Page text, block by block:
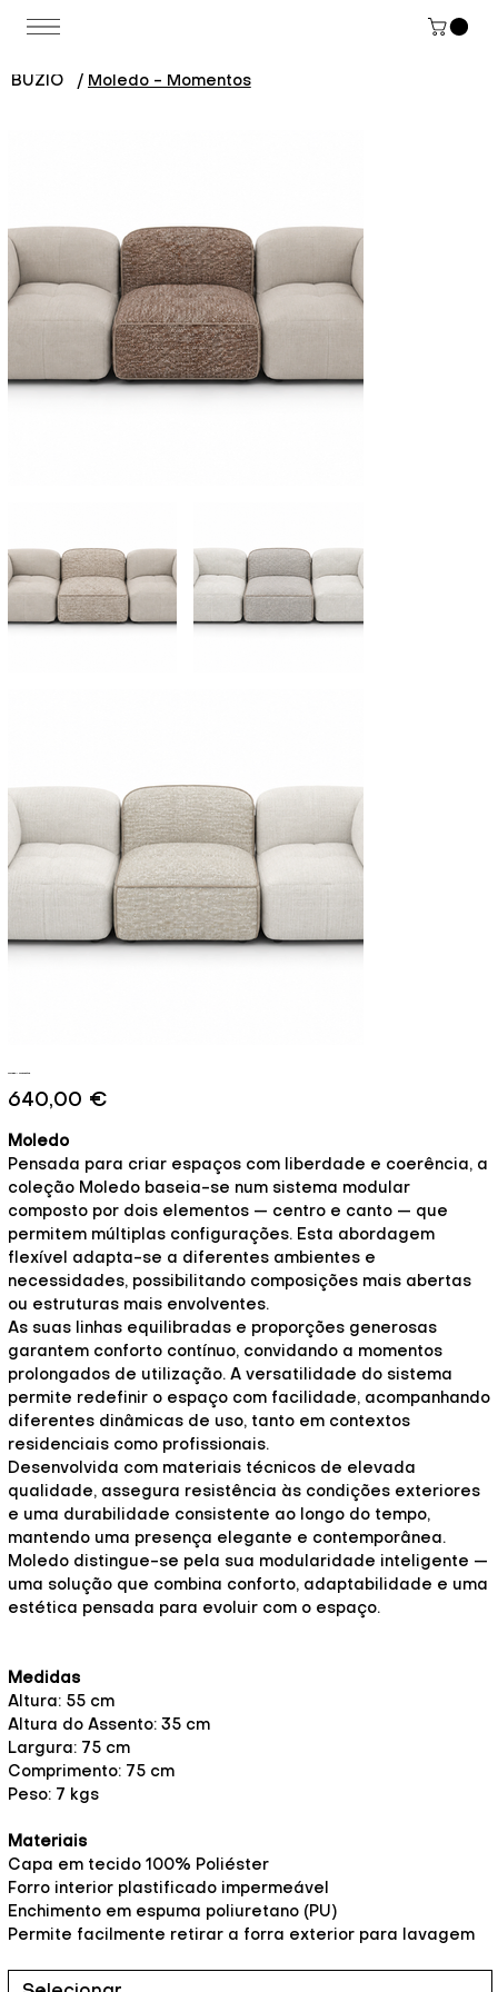
BUZIO / Moledo - Momentos
Preço
640,00 €
Moledo
Pensada para criar espaços com liberdade e coerência, a
coleção Moledo baseia-se num sistema modular
composto por dois elementos — centro e canto — que
permitem múltiplas configurações. Esta abordagem
flexível adapta-se a diferentes ambientes e
necessidades, possibilitando composições mais abertas
ou estruturas mais envolventes.
As suas linhas equilibradas e proporções generosas
garantem conforto contínuo, convidando a momentos
prolongados de utilização. A versatilidade do sistema
permite redefinir o espaço com facilidade, acompanhando
diferentes dinâmicas de uso, tanto em contextos
residenciais como profissionais.
Desenvolvida com materiais técnicos de elevada
qualidade, assegura resistência às condições exteriores
e uma durabilidade consistente ao longo do tempo,
mantendo uma presença elegante e contemporânea.
Moledo distingue-se pela sua modularidade inteligente —
uma solução que combina conforto, adaptabilidade e uma
estética pensada para evoluir com o espaço.
Medidas
Altura: 55 cm
Altura do Assento: 35 cm
Largura: 75 cm
Comprimento: 75 cm
Peso: 7 kgs
Materiais
Capa em tecido 100% Poliéster
Forro interior plastificado impermeável
Enchimento em espuma poliuretano (PU)
Permite facilmente retirar a forra exterior para lavagem